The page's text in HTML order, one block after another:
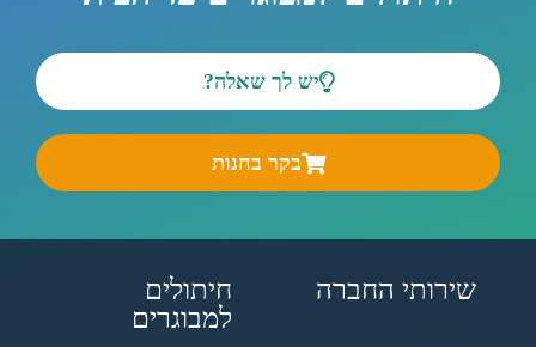
יש לך שאלה?
בקר בחנות
שירותי החברה
חיתולים
למבוגרים